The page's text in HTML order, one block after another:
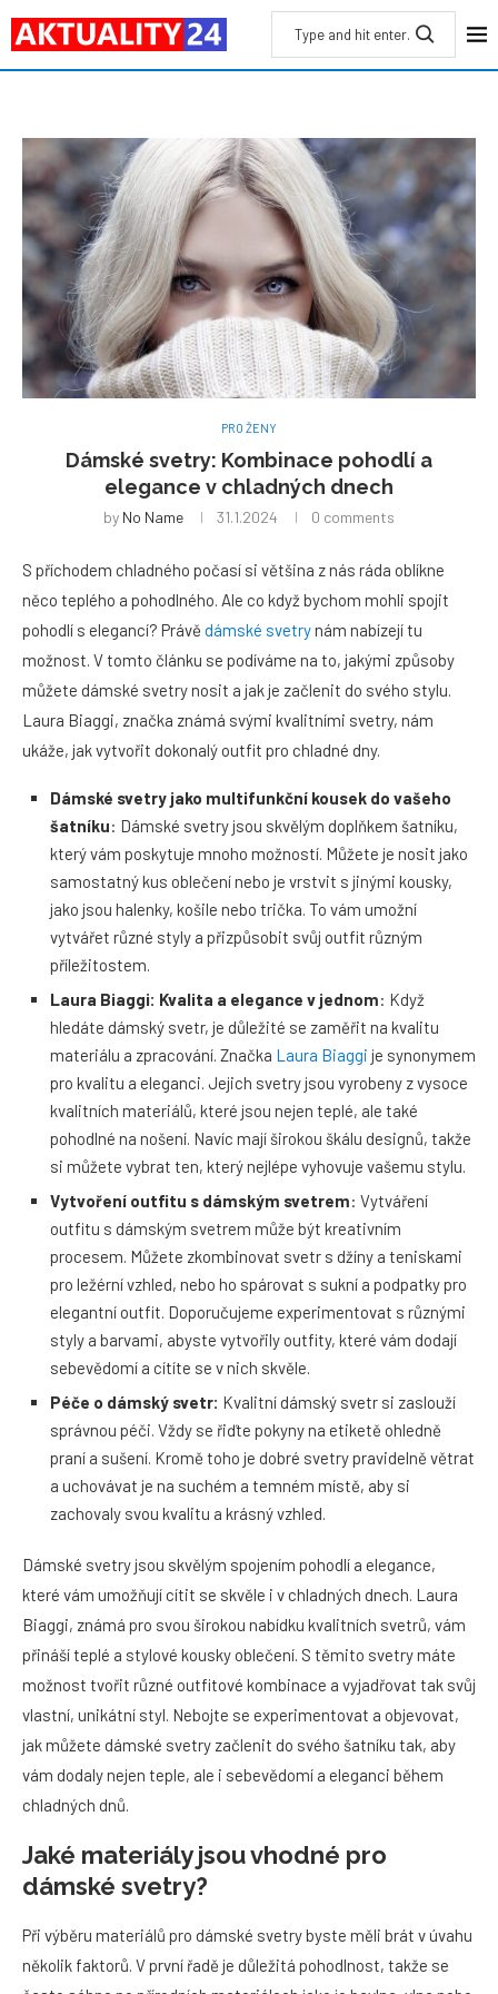
PRO ŽENY
Dámské svetry: Kombinace pohodlí a
elegance v chladných dnech
by No Name 31.1.2024 0 comments
S příchodem chladného počasí si většina z nás ráda oblíkne
něco teplého a pohodlného. Ale co když bychom mohli spojit
pohodlí s elegancí? Právě dámské svetrynám nabízejí tu
možnost. V tomto článku se podíváme na to, jakými způsoby
můžete dámské svetry nosit a jak je začlenit do svého stylu.
Laura Biaggi, značka známá svými kvalitními svetry, nám
ukáže, jak vytvořit dokonalý outfit pro chladné dny.
Dámské svetry jako multifunkční kousek do vašeho
šatníku: Dámské svetry jsou skvělým doplňkem šatníku,
který vám poskytuje mnoho možností. Můžete je nosit jako
samostatný kus oblečení nebo je vrstvit s jinými kousky,
jako jsou halenky, košile nebo trička. To vám umožní
vytvářet různé styly a přizpůsobit svůj outfit různým
příležitostem.
Laura Biaggi: Kvalita a elegance v jednom: Když
hledáte dámský svetr, je důležité se zaměřit na kvalitu
materiálu a zpracování. Značka Laura Biaggi je synonymem
pro kvalitu a eleganci. Jejich svetry jsou vyrobeny z vysoce
kvalitních materiálů, které jsou nejen teplé, ale také
pohodlné na nošení. Navíc mají širokou škálu designů, takže
si můžete vybrat ten, který nejlépe vyhovuje vašemu stylu.
Vytvoření outfitu s dámským svetrem: Vytváření
outfitu s dámským svetrem může být kreativním
procesem. Můžete zkombinovat svetr s džíny a teniskami
pro ležérní vzhled, nebo ho spárovat s sukní a podpatky pro
elegantní outfit. Doporučujeme experimentovat s různými
styly a barvami, abyste vytvořily outfity, které vám dodají
sebevědomí a cítíte se v nich skvěle.
Péče o dámský svetr: Kvalitní dámský svetr si zaslouží
správnou péči. Vždy se řiďte pokyny na etiketě ohledně
praní a sušení. Kromě toho je dobré svetry pravidelně větrat
a uchovávat je na suchém a temném místě, aby si
zachovaly svou kvalitu a krásný vzhled.
Dámské svetry jsou skvělým spojením pohodlí a elegance,
které vám umožňují cítit se skvěle i v chladných dnech. Laura
Biaggi, známá pro svou širokou nabídku kvalitních svetrů, vám
přináší teplé a stylové kousky oblečení. S těmito svetry máte
možnost tvořit různé outfitové kombinace a vyjadřovat tak svůj
vlastní, unikátní styl. Nebojte se experimentovat a objevovat,
jak můžete dámské svetry začlenit do svého šatníku tak, aby
vám dodaly nejen teple, ale i sebevědomí a eleganci během
chladných dnů.
Jaké materiály jsou vhodné pro
dámské svetry?
Při výběru materiálů pro dámské svetry byste měli brát v úvahu
několik faktorů. V první řadě je důležitá pohodlnost, takže se